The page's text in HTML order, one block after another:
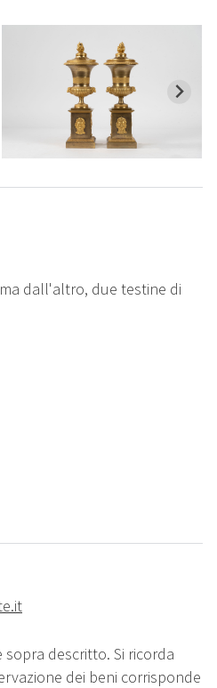
dall'altro, due testine di
descritto. Si ricorda
dei beni corrisponde